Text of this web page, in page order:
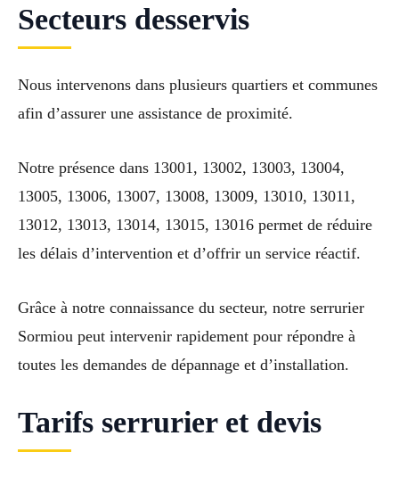
Secteurs desservis
Nous intervenons dans plusieurs quartiers et communes
afin d’assurer une assistance de proximité.
Notre présence dans 13001, 13002, 13003, 13004,
13005, 13006, 13007, 13008, 13009, 13010, 13011,
13012, 13013, 13014, 13015, 13016 permet de réduire
les délais d’intervention et d’offrir un service réactif.
Grâce à notre connaissance du secteur, notre serrurier
Sormiou peut intervenir rapidement pour répondre à
toutes les demandes de dépannage et d’installation.
Tarifs serrurier et devis